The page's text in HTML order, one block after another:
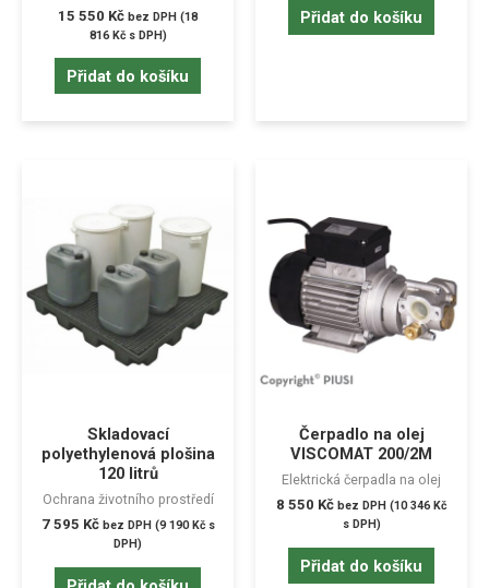
15 550 Kč bez DPH (18
816 Kčs DPH)
Přidat do košíku
Přidat do košíku
Skladovací
polyethylenová plošina
120 litrů
Ochrana životního prostředí
7 595 Kč bez DPH (9 190 Kčs
DPH)
Čerpadlo na olej
VISCOMAT 200/2M
Elektrická čerpadla na olej
8 550 Kč bez DPH (10 346 Kč
s DPH)
Přidat do košíku